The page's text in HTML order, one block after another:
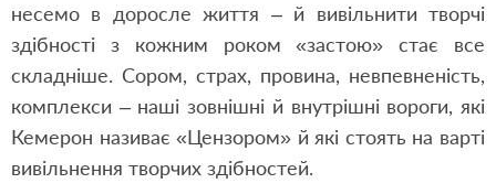
несемо в доросле життя – й вивільнити творчі
здібності з кожним роком «застою» стає все
складніше. Сором, страх, провина, невпевненість,
комплекси – наші зовнішні й внутрішні вороги, які
Кемерон називає «Цензором» й які стоять на варті
вивільнення творчих здібностей.